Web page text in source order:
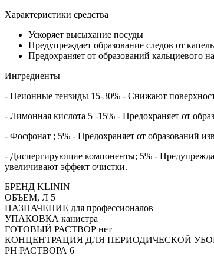
Характеристики средства
Ускоряет высыхание посуды
Предупреждает образование следов от
Предохраняет от образований кальциевого
Ингредиенты
- Неионные тензиды 15-30% - Снижают
- Лимонная кислота 5 -15% - Предохраняет от
- Фосфонат ; 5% - Предохраняет от образований
- Диспергирующие компоненты; 5% -
увеличивают эффект очистки.
БРЕНД KLININ
ОБЪЕМ, Л 5
НАЗНАЧЕНИЕ для профессионалов
УПАКОВКА канистра
ГОТОВЫЙ РАСТВОР нет
КОНЦЕНТРАЦИЯ ДЛЯ ПЕРИОДИЧЕСКОЙ
PH РАСТВОРА 6